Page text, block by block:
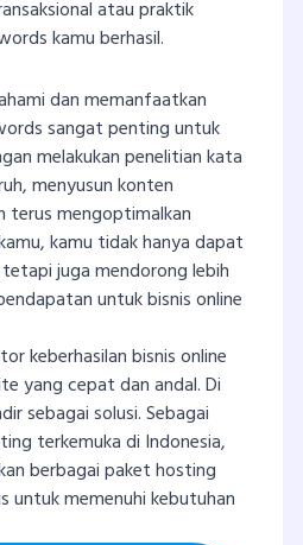
atau praktik
kamu berhasil.
dan memanfaatkan
sangat penting untuk
melakukan penelitian kata
menyusun konten
terus mengoptimalkan
kamu tidak hanya dapat
juga mendorong lebih
untuk bisnis online
keberhasilan bisnis online
yang cepat dan andal. Di
sebagai solusi. Sebagai
terkemuka di Indonesia,
berbagai paket hosting
untuk memenuhi kebutuhan